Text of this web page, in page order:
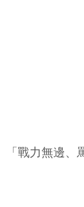
戰力無邊、